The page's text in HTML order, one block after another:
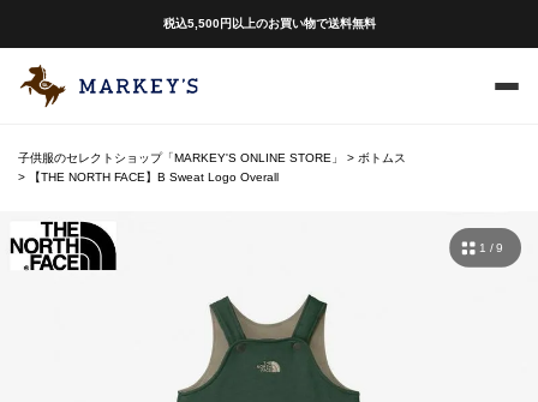
税込5,500円以上のお買い物で送料無料
子供服のセレクトショップ「MARKEY'S ONLINE STORE」
ボトムス
【THE NORTH FACE】B Sweat Logo Overall
1 / 9